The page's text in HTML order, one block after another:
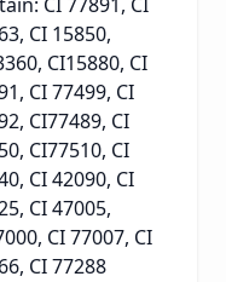
CI 15850,
CI15880, CI
CI 77499, CI
CI77489, CI
CI77510, CI
CI 42090, CI
CI 47005,
CI 77007, CI
CI 77288